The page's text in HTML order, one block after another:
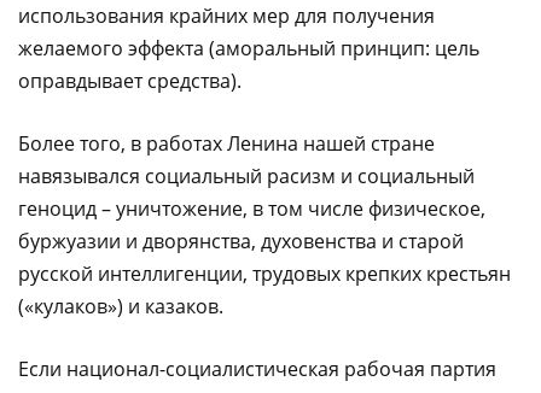
использования крайних мер для получения
желаемого эффекта (аморальный принцип: цель
оправдывает средства).
Более того, в работах Ленина нашей стране
навязывался социальный расизм и социальный
геноцид – уничтожение, в том числе физическое,
буржуазии и дворянства, духовенства и старой
русской интеллигенции, трудовых крепких крестьян
(«кулаков») и казаков.
Если национал-социалистическая рабочая партия